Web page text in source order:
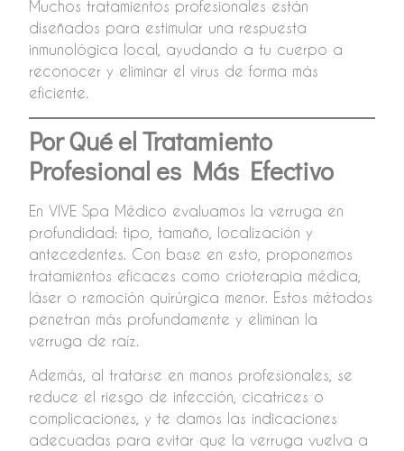
Muchos tratamientos profesionales están
diseñados para estimular una respuesta
inmunológica local, ayudando a tu cuerpo a
reconocer y eliminar el virus de forma más
eficiente.
Por Qué el Tratamiento
Profesional es Más Efectivo
En VIVE Spa Médico evaluamos la verruga en
profundidad: tipo, tamaño, localización y
antecedentes. Con base en esto, proponemos
tratamientos eficaces como crioterapia médica,
láser o remoción quirúrgica menor. Estos métodos
penetran más profundamente y eliminan la
verruga de raíz.
Además, al tratarse en manos profesionales, se
reduce el riesgo de infección, cicatrices o
complicaciones, y te damos las indicaciones
adecuadas para evitar que la verruga vuelva a